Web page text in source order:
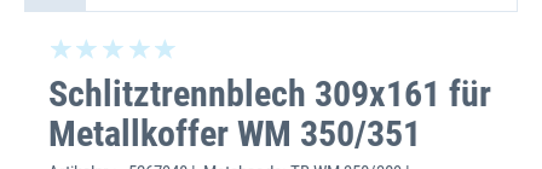
Schlitztrennblech 309x161 für
Metallkoffer WM 350/351